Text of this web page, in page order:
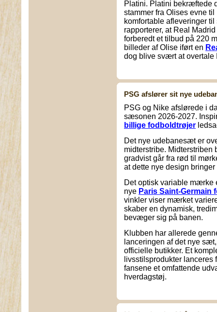
Platini. Platini bekræftede
stammer fra Olises evne
komfortable afleveringer
rapporterer, at Real
forberedt et tilbud på 220
billeder af Olise iført en
dog blive svært at overtale
PSG afslører sit nye
PSG og Nike afslørede i
sæsonen 2026-2027.
billige fodboldtrøjer
Det nye udebanesæt er
midterstribe. Midterstriben
gradvist går fra rød til
at dette nye design
Det optisk variable mærke
nye Paris Saint-Germain
vinkler viser mærket
skaber en dynamisk,
bevæger sig på banen.
Klubben har allerede
lanceringen af det nye
officielle butikker. Et
livsstilsprodukter lanceres
fansene et omfattende
hverdagstøj.